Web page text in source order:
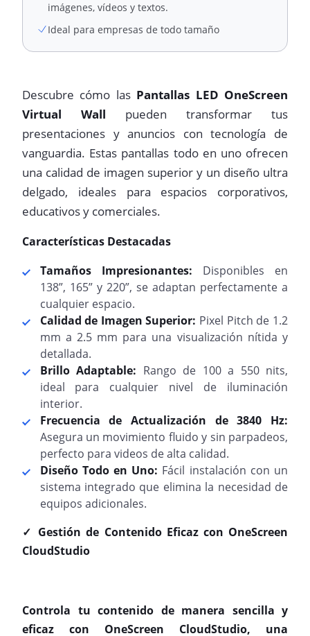
imágenes, vídeos y textos.
Ideal para empresas de todo tamaño
Descubre cómo las Pantallas LED OneScreen
Virtual Wall pueden transformar tus
presentaciones y anuncios con tecnología de
vanguardia. Estas pantallas todo en uno ofrecen
una calidad de imagen superior y un diseño ultra
delgado, ideales para espacios corporativos,
educativos y comerciales.
Características Destacadas
Tamaños Impresionantes: Disponibles en
138”, 165” y 220”, se adaptan perfectamente a
cualquier espacio.
Calidad de Imagen Superior: Pixel Pitch de 1.2
mm a 2.5 mm para una visualización nítida y
detallada.
Brillo Adaptable: Rango de 100 a 550 nits,
ideal para cualquier nivel de iluminación
interior.
Frecuencia de Actualización de 3840 Hz:
Asegura un movimiento fluido y sin parpadeos,
perfecto para videos de alta calidad.
Diseño Todo en Uno: Fácil instalación con un
sistema integrado que elimina la necesidad de
equipos adicionales.
✓️ Gestión de Contenido Eficaz con OneScreen
CloudStudio
Controla tu contenido de manera sencilla y
eficaz con OneScreen CloudStudio, una